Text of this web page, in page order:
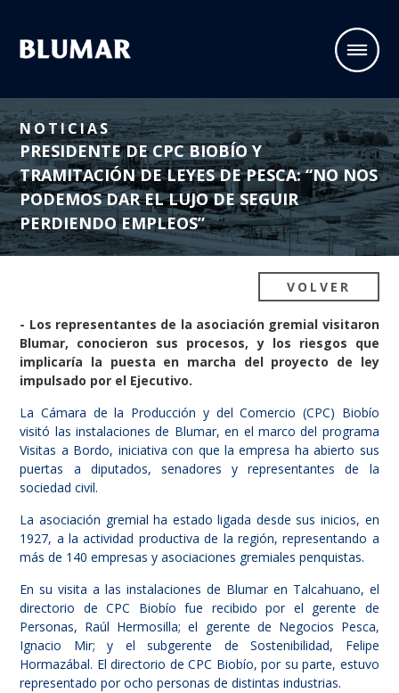
NOTICIAS
PRESIDENTE DE CPC BIOBÍO Y
TRAMITACIÓN DE LEYES DE PESCA: “NO NOS
PODEMOS DAR EL LUJO DE SEGUIR
PERDIENDO EMPLEOS”
VOLVER
- Los representantes de la asociación gremial visitaron
Blumar, conocieron sus procesos, y los riesgos que
implicaría la puesta en marcha del proyecto de ley
impulsado por el Ejecutivo.
La Cámara de la Producción y del Comercio (CPC) Biobío
visitó las instalaciones de Blumar, en el marco del programa
Visitas a Bordo, iniciativa con que la empresa ha abierto sus
puertas a diputados, senadores y representantes de la
sociedad civil.
La asociación gremial ha estado ligada desde sus inicios, en
1927, a la actividad productiva de la región, representando a
más de 140 empresas y asociaciones gremiales penquistas.
En su visita a las instalaciones de Blumar en Talcahuano, el
directorio de CPC Biobío fue recibido por el gerente de
Personas, Raúl Hermosilla; el gerente de Negocios Pesca,
Ignacio Mir; y el subgerente de Sostenibilidad, Felipe
Hormazábal. El directorio de CPC Biobío, por su parte, estuvo
representado por ocho personas de distintas industrias.